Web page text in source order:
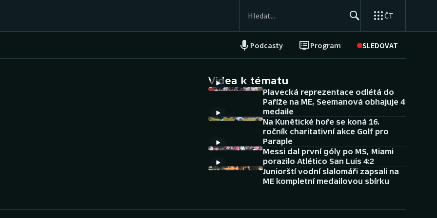
ČT
Podcasty Program SLEDOVAT
NEPŘEHLÉDNĚTE
Historické návraty
Aplikace ČT sport
AZ kvíz
Videa k tématu
Plavecká reprezentace odlétá do
Paříže na ME, Seemanová obhajuje 4
medaile
Na Kunětické hoře se koná 16.
ročník charitativní akce Golf pro
Paraple
Messi dal první góly po MS, Miami
porazilo Atlético San Luis 4:2
Juniorští vodní slalomáři zapsali na
ME kompletní medailovou sbírku